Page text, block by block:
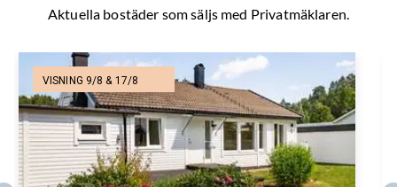
Aktuella bostäder som säljs med Privatmäklaren.
VISNING 9/8 & 17/8